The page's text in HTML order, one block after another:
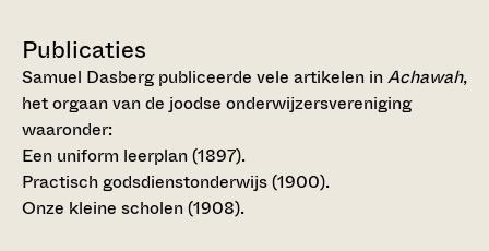
Publicaties
Samuel Dasberg publiceerde vele artikelen inAchawah,
het orgaan van de joodse onderwijzersvereniging
waaronder:
Een uniform leerplan (1897).
Practisch godsdienstonderwijs (1900).
Onze kleine scholen (1908).